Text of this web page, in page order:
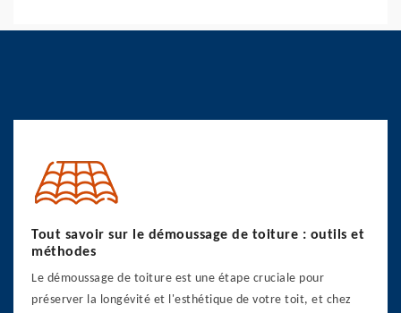
Tout savoir sur le démoussage de toiture : outils et
méthodes
Le démoussage de toiture est une étape cruciale pour
préserver la longévité et l'esthétique de votre toit, et chez